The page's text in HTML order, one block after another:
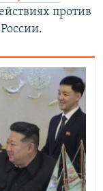
против